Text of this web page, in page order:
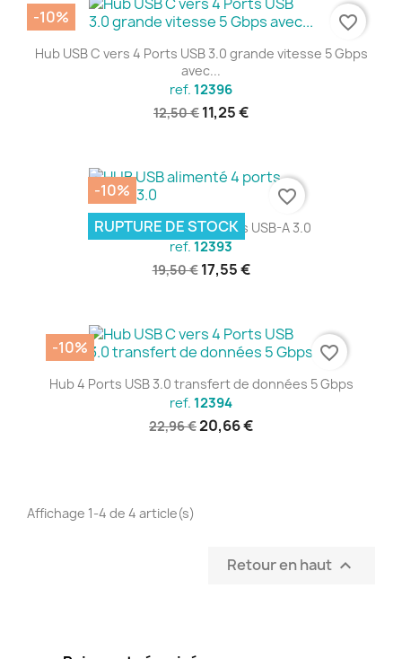
Hub USB C vers 4 Ports USB 3.0 grande vitesse 5 Gbps
avec...
ref. 12396
12,50 € 11,25 €
-10% favorite_border
HUB USB alimenté 4 ports USB-A 3.0
ref. 12393
19,50 € 17,55 €
-10%
RUPTURE DE STOCK
favorite_border
Hub 4 Ports USB 3.0 transfert de données 5 Gbps
ref. 12394
22,96 €20,66 €
-10% favorite_border
Affichage 1-4 de 4 article(s)
Retour en haut 